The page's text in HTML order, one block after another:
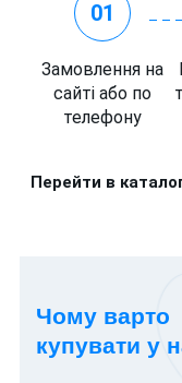
01
Замовлення на
сайті або по
телефону
Перейти в
Чому варто
купувати у